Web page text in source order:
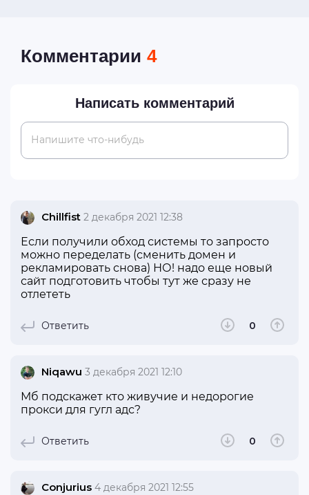
Комментарии 4
Написать комментарий
Напишите что-нибудь
Chillfist 2 декабря 2021 12:38
Если получили обход системы то запросто
можно переделать (сменить домен и
рекламировать снова) НО! надо еще новый
сайт подготовить чтобы тут же сразу не
отлететь
Ответить 0
Niqawu 3 декабря 2021 12:10
Мб подскажет кто живучие и недорогие
прокси для гугл адс?
Ответить 0
Conjurius 4 декабря 2021 12:55